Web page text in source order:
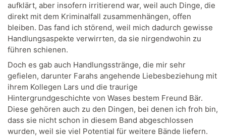
aufklärt, aber insofern irritierend war, weil auch Dinge, die
direkt mit dem Kriminalfall zusammenhängen, offen
bleiben. Das fand ich störend, weil mich dadurch gewisse
Handlungsaspekte verwirrten, da sie nirgendwohin zu
führen schienen.
Doch es gab auch Handlungsstränge, die mir sehr
gefielen, darunter Farahs angehende Liebesbeziehung mit
ihrem Kollegen Lars und die traurige
Hintergrundgeschichte von Wases bestem Freund Bär.
Diese gehören auch zu den Dingen, bei denen ich froh bin,
dass sie nicht schon in diesem Band abgeschlossen
wurden, weil sie viel Potential für weitere Bände liefern.